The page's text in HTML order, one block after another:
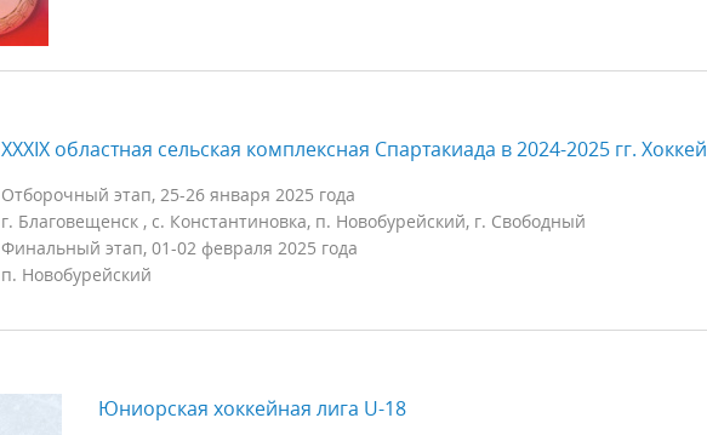
XXXIX областная сельская комплексная Спартакиада в 2024-2025 гг. Хоккей
Отборочный этап, 25-26 января 2025 года
г. Благовещенск , с. Константиновка, п. Новобурейский, г. Свободный
Финальный этап, 01-02 февраля 2025 года
п. Новобурейский
Юниорская хоккейная лига U-18